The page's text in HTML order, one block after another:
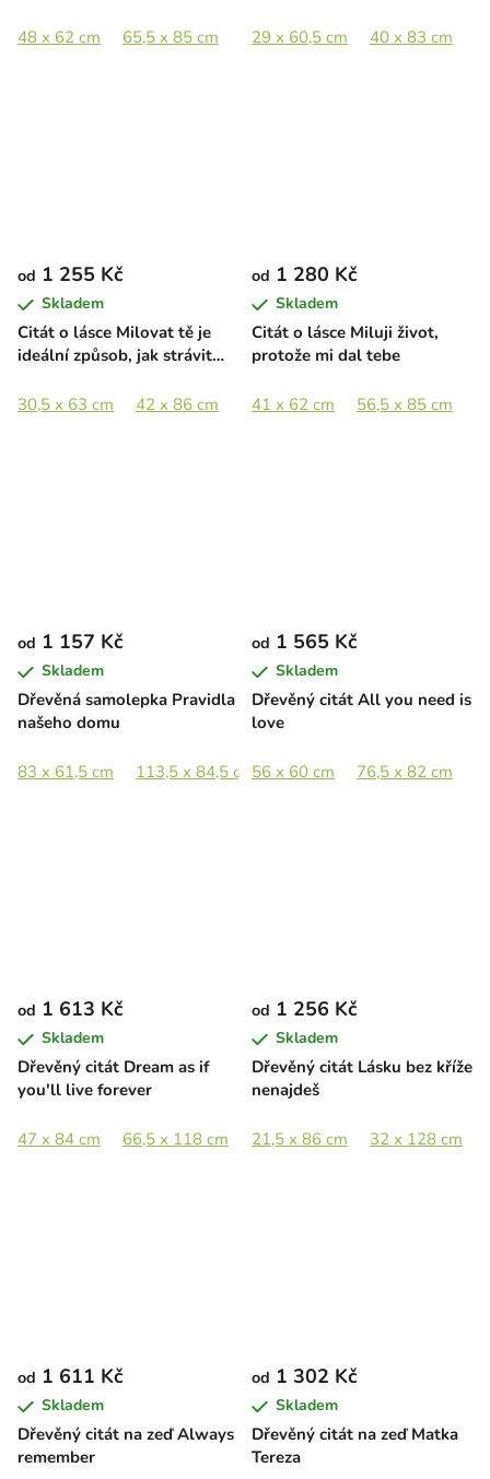
48 x 62 cm 65,5 x 85 cm 29 x 60,5 cm 40 x 83 cm
Citát o lásce Milovat tě je
ideální způsob, jak strávit
od 1 255 Kč
Skladem
30,5 x 63 cm 42 x 86 cm
Citát o lásce Miluji život,
protože mi dal tebe
od 1 280 Kč
Skladem
41 x 62 cm 56,5 x 85 cm
Dřevěná samolepka Pravidla
našeho domu
od 1 157 Kč
Skladem
83 x 61,5 cm 113,5 x 84,5 cm
Dřevěný citát All you need is
love
od 1 565 Kč
Skladem
56 x 60 cm 76,5 x 82 cm
Dřevěný citát Dream as if
you'll live forever
od 1 613 Kč
Skladem
47 x 84 cm 66,5 x 118 cm
Dřevěný citát Lásku bez kříže
nenajdeš
od 1 256 Kč
Skladem
21,5 x 86 cm 32 x 128 cm
Dřevěný citát na zeď Always
remember
od 1 611 Kč
Skladem
Dřevěný citát na zeď Matka
Tereza
od 1 302 Kč
Skladem